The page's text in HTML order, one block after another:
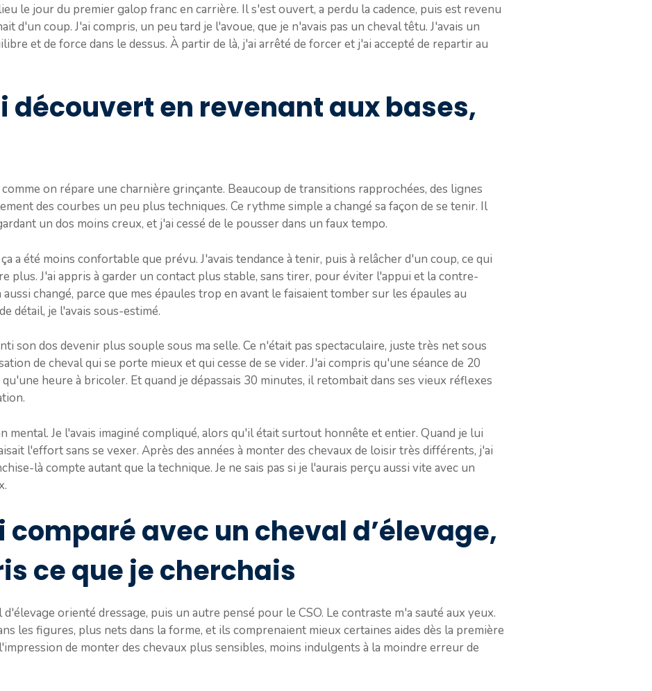
le jour du premier galop franc en carrière. Il s'est ouvert, a perdu la cadence, puis est revenu
d'un coup. J'ai compris, un peu tard je l'avoue, que je n'avais pas un cheval têtu. J'avais un
et de force dans le dessus. À partir de là, j'ai arrêté de forcer et j'ai accepté de repartir au
découvert en revenant aux bases,
on répare une charnière grinçante. Beaucoup de transitions rapprochées, des lignes
des courbes un peu plus techniques. Ce rythme simple a changé sa façon de se tenir. Il
un dos moins creux, et j'ai cessé de le pousser dans un faux tempo.
a été moins confortable que prévu. J'avais tendance à tenir, puis à relâcher d'un coup, ce qui
plus. J'ai appris à garder un contact plus stable, sans tirer, pour éviter l'appui et la contre-
changé, parce que mes épaules trop en avant le faisaient tomber sur les épaules au
détail, je l'avais sous-estimé.
son dos devenir plus souple sous ma selle. Ce n'était pas spectaculaire, juste très net sous
de cheval qui se porte mieux et qui cesse de se vider. J'ai compris qu'une séance de 20
heure à bricoler. Et quand je dépassais 30 minutes, il retombait dans ses vieux réflexes
mental. Je l'avais imaginé compliqué, alors qu'il était surtout honnête et entier. Quand je lui
l'effort sans se vexer. Après des années à monter des chevaux de loisir très différents, j'ai
là compte autant que la technique. Je ne sais pas si je l'aurais perçu aussi vite avec un
comparé avec un cheval d’élevage,
ce que je cherchais
d'élevage orienté dressage, puis un autre pensé pour le CSO. Le contraste m'a sauté aux yeux.
les figures, plus nets dans la forme, et ils comprenaient mieux certaines aides dès la première
de monter des chevaux plus sensibles, moins indulgents à la moindre erreur de